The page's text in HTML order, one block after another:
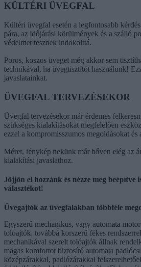
KÜLTÉRI ÜVEGFAL
Kültéri üvegfal esetén a legfontosabb
pára, az időjárási körülmények és a szálló
védelmet tesznek indokolttá.
Poros, koszos üveget még akkor sem
technikával, ha üvegtisztítót használunk!
javaslatainkat.
ÜVEGFAL TERVEZÉSEKOR
Üvegfal tervezésekor már érdemes
szükséges kialakításokat megfelelően
ezzel a kompromisszumos megoldásokat és
Méret, fénykép nekünk már bőven elég az
kialakítási javaslathoz.
Jöjjön el hozzánk és nézze meg beépítve
választékot!
Üvegajtók az üvegfalakban többféle
Egyszerű mechanikus, vagy automata
tolóajtók, továbbá korszerű fékes
mechanikával szerelt tolóajtók állnak
magas komfortot biztosító automata
középzárakkal, padlózárakkal